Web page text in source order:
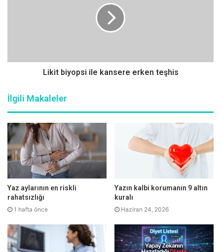
Çevrenizde ağzı çok kuruyan, çok su içen, çok idrar yapan ve
çok acıkan birisini görürseniz hemen ona kan şekeri
Bu ilk 3 belirtinin dışında halsizlik ilk başlarda ani kilo kaybı,
yorgunluk, vücudumuzda özellikle kollarda ve bacaklarda
Likit biyopsi ile kansere erken teşhis
İlgili Makaleler
Yaz aylarının en riskli
rahatsızlığı
1 hafta önce
Yazın kalbi korumanın 9 altın
kuralı
Haziran 24, 2026